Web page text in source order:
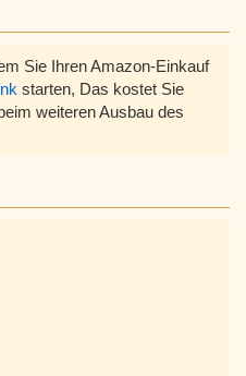
Sie Ihren Amazon-Einkauf
starten, Das kostet Sie
weiteren Ausbau des